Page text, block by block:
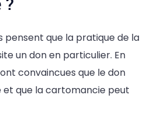
pensent que la pratique de la
un don en particulier. En
convaincues que le don
et que la cartomancie peut